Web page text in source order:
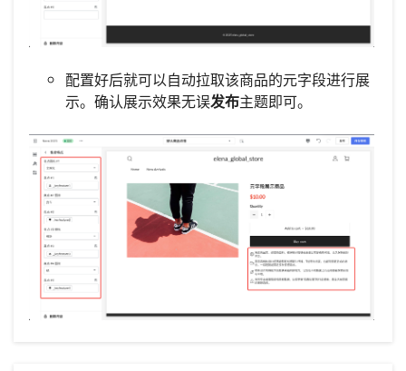
配置好后就可以自动拉取该商品的元字段进行展
示。确认展示效果无误发布主题即可。